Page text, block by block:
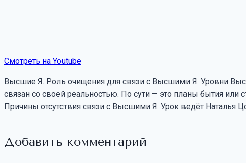
Смотреть на Youtube
Высшие Я. Роль очищения для связи с Высшими Я. Уровни
связан со своей реальностью. По сути — это планы бытия или
Причины отсутствия связи с Высшими Я. Урок ведёт Наталья
Добавить комментарий